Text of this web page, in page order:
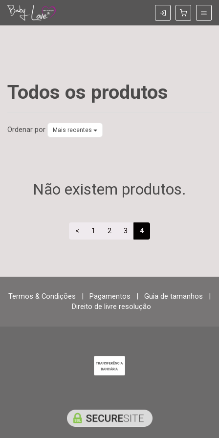
Todos os produtos
os
Ordenar por Mais recentes
Não existem produtos.
< 1 2 3 4
Termos & Condições | Pagamentos | Guia de tamanhos |
Direito de livre resolução